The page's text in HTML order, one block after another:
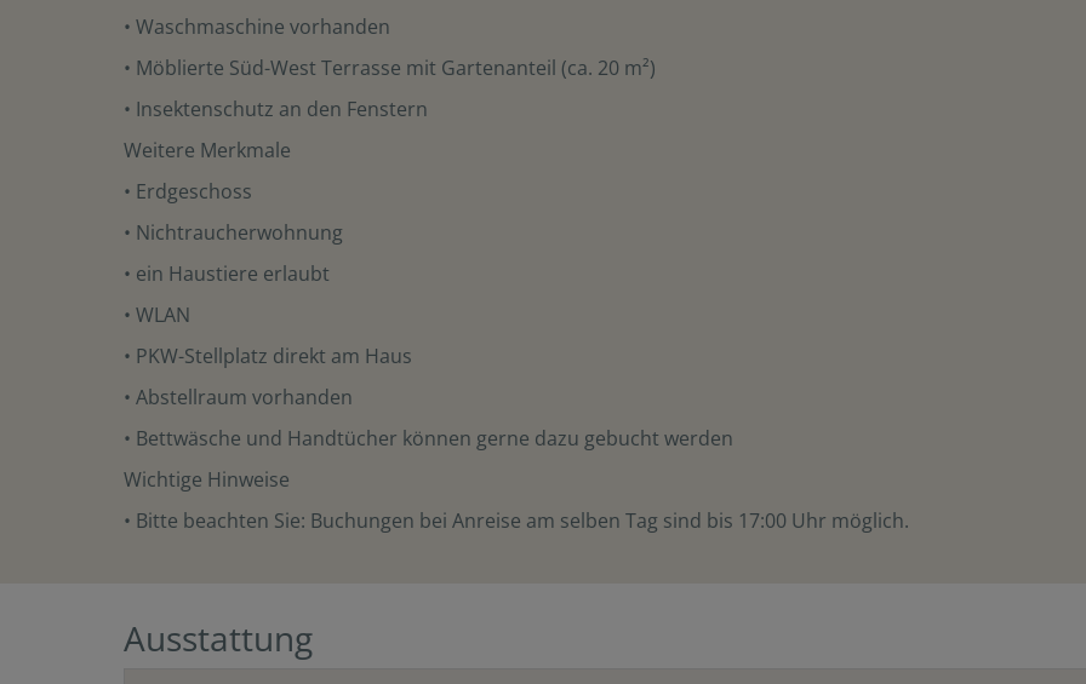
• Waschmaschine vorhanden
• Möblierte Süd-West Terrasse mit Gartenanteil (ca. 20 m²)
• Insektenschutz an den Fenstern
Weitere Merkmale
• Erdgeschoss
• Nichtraucherwohnung
• ein Haustiere erlaubt
• WLAN
• PKW-Stellplatz direkt am Haus
• Abstellraum vorhanden
• Bettwäsche und Handtücher können gerne dazu gebucht werden
Wichtige Hinweise
• Bitte beachten Sie: Buchungen bei Anreise am selben Tag sind bis 17:00 Uhr möglich.
Ausstattung